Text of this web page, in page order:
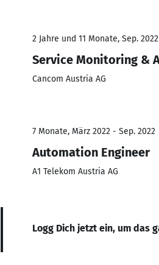
2 Jahre und 11 Monate, Sep.
Service Monitoring &
Cancom Austria AG
7 Monate, März 2022 - Sep. 2022
Automation Engineer
A1 Telekom Austria AG
Logg Dich jetzt ein, um das